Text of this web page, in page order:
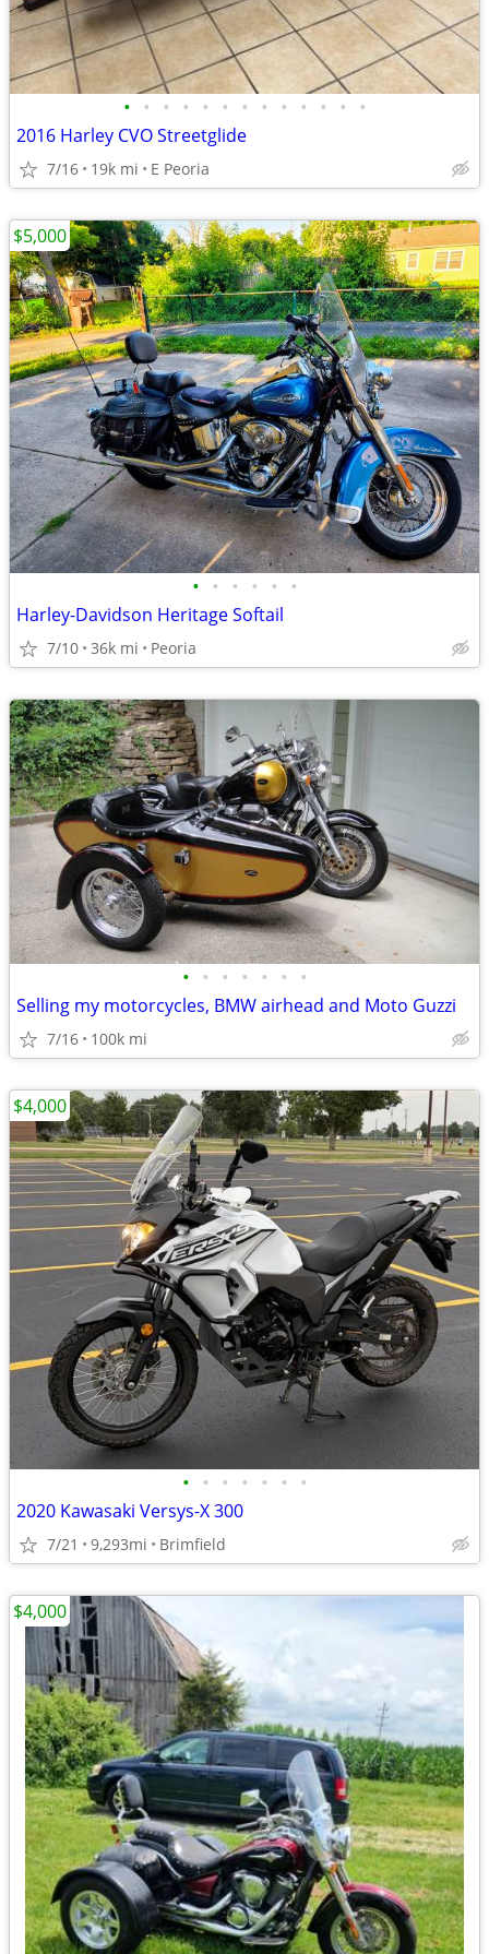
• • • • • • • • • • • • •
2016 Harley CVO Streetglide
7/16 19k mi E Peoria
• • • • • •
Harley-Davidson Heritage Softail
7/10 36k mi Peoria
$5,000
• • • • • • •
Selling my motorcycles, BMW airhead and Moto Guzzi
7/16 100k mi
• • • • • • •
2020 Kawasaki Versys-X 300
7/21 9,293mi Brimfield
$4,000
$4,000